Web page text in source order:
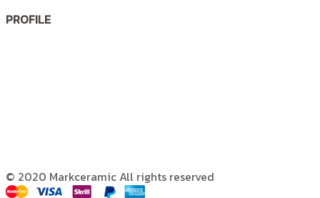
PROFILE
© 2020 Markceramic All rights reserved